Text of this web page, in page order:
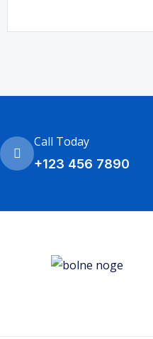
Call Today
+123 456 7890